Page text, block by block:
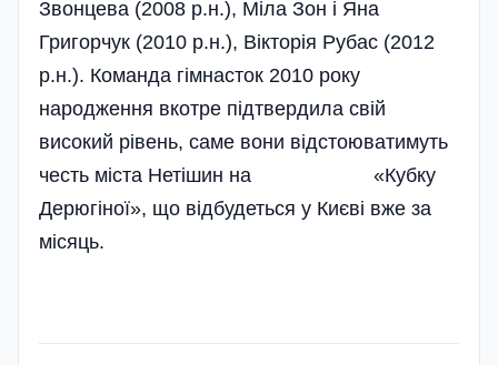
Звонцева (2008 р.н.), Міла Зон і Яна
Григорчук (2010 р.н.), Вікторія Рубас (2012
р.н.). Команда гімнасток 2010 року
народження вкотре підтвердила свій
високий рівень, саме вони відстоюватимуть
честь міста Нетішин на «Кубку
Дерюгіної», що відбудеться у Києві вже за
місяць.